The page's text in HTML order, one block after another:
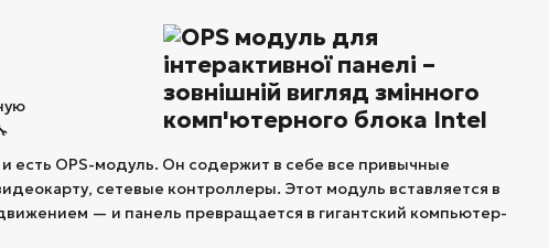
есть OPS-модуль. Он содержит в себе все привычные
сетевые контроллеры. Этот модуль вставляется в
— и панель превращается в гигантский компьютер-